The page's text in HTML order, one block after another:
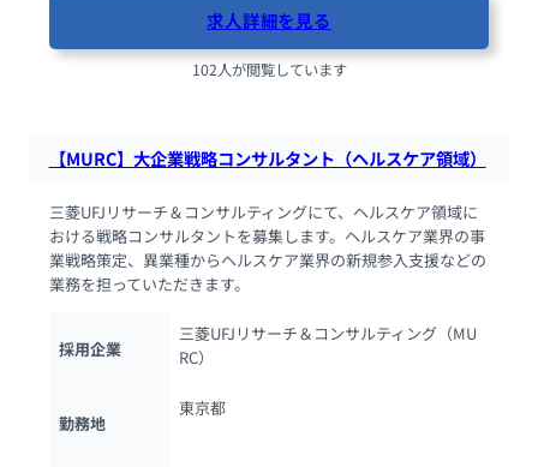
求人詳細を見る
102人が閲覧しています
【MURC】大企業戦略コンサルタント（ヘルスケア領域）
三菱UFJリサーチ＆コンサルティングにて、ヘルスケア領域に
おける戦略コンサルタントを募集します。ヘルスケア業界の事
業戦略策定、異業種からヘルスケア業界の新規参入支援などの
業務を担っていただきます。
採用企業
三菱UFJリサーチ＆コンサルティング（MU
RC）
勤務地
東京都